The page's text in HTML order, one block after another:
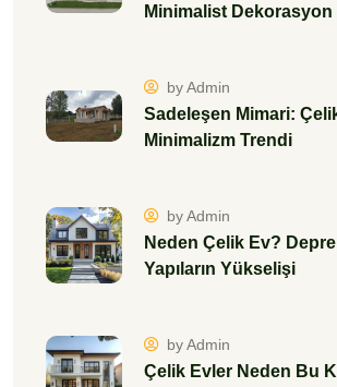
Minimalist Dekorasyon
by Admin
Sadeleşen Mimari:
Minimalizm Trendi
by Admin
Neden Çelik Ev?
Yapıların Yükselişi
by Admin
Çelik Evler Neden Bu